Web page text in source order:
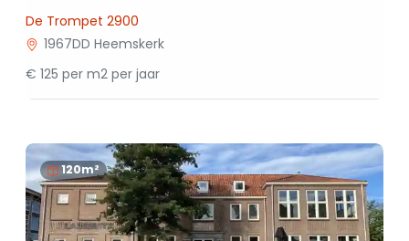
De Trompet 2900
1967DD Heemskerk
€ 125 per m2 per jaar
120m²